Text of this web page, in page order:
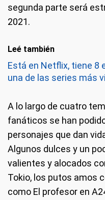
segunda parte será
2021.
Leé también
Está en Netflix, tiene 8
una de las series más
A lo largo de cuatro
fanáticos se han
personajes que dan
Algunos dulces y un
valientes y alocados
Tokio, los putos amos
como El profesor en